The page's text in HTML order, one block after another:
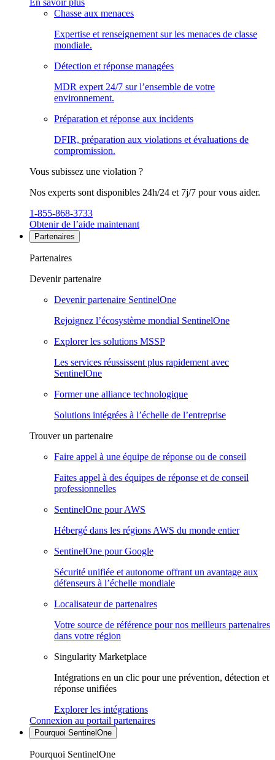
En savoir plus
Chasse aux menaces
Expertise et renseignement sur les menaces de classe
mondiale.
Détection et réponse managées
MDR expert 24/7 sur l’ensemble de votre
environnement.
Préparation et réponse aux incidents
DFIR, préparation aux violations et évaluations de
compromission.
Vous subissez une violation ?
Nos experts sont disponibles 24h/24 et 7j/7 pour vous aider.
1-855-868-3733
Obtenir de l’aide maintenant
Partenaires
Partenaires
Devenir partenaire
Devenir partenaire SentinelOne
Rejoignez l’écosystème mondial SentinelOne
Explorer les solutions MSSP
Les services réussissent plus rapidement avec
SentinelOne
Former une alliance technologique
Solutions intégrées à l’échelle de l’entreprise
Trouver un partenaire
Faire appel à une équipe de réponse ou de conseil
Faites appel à des équipes de réponse et de conseil
professionnelles
SentinelOne pour AWS
Hébergé dans les régions AWS du monde entier
SentinelOne pour Google
Sécurité unifiée et autonome offrant un avantage aux
défenseurs à l’échelle mondiale
Localisateur de partenaires
Votre source de référence pour nos meilleurs partenaires
dans votre région
Singularity Marketplace
Intégrations en un clic pour une prévention, détection et
réponse unifiées
Explorer les intégrations
Connexion au portail partenaires
Pourquoi SentinelOne
Pourquoi SentinelOne